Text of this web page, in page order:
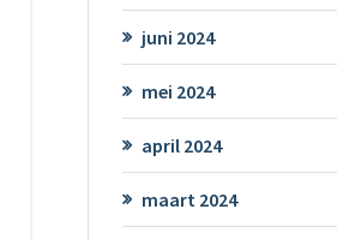
juni 2024
mei 2024
april 2024
maart 2024